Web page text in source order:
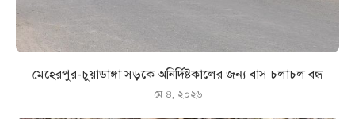
মেহেরপুর-চুয়াডাঙ্গা সড়কে অনির্দিষ্টকালের জন্য বাস চলাচল বন্ধ
মে ৪, ২০২৬